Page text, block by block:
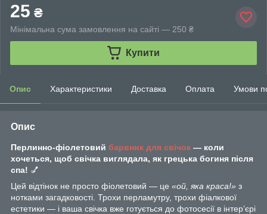
25 ₴
Мінімальна сума замовлення на сайті — 250 ₴
Купити
Опис Характеристики Доставка Оплата Умови
Опис
Перлинно-фіолетовий барвник для свічок — коли
хочеться, щоб свічка виглядала, як грецька богиня після
спа! 💅
Цей відтінок не просто фіолетовий — це «ой, яка краса!» з
нотками загадковості. Трохи перламутру, трохи фіалкової
естетики — і ваша свічка вже готується до фотосесії в інтер’єрі